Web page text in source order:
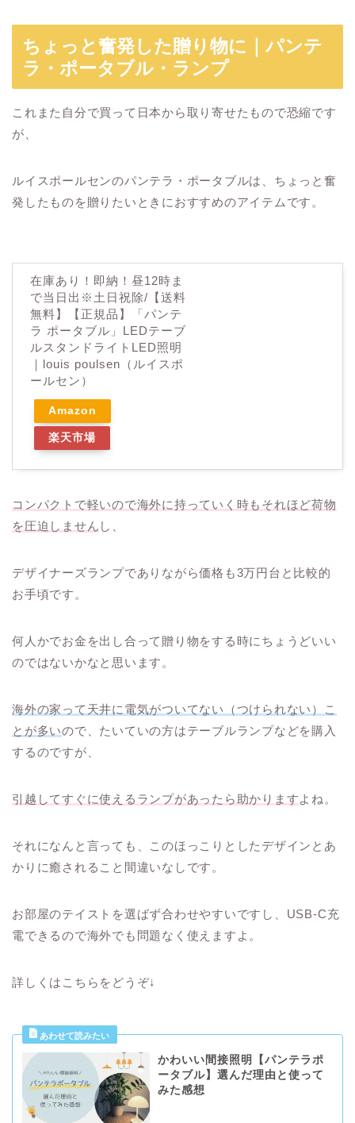
ちょっと奮発した贈り物に｜パンテ
ラ・ポータブル・ランプ
これまた自分で買って日本から取り寄せたもので恐縮です
が、
ルイスポールセンのパンテラ・ポータブルは、ちょっと奮
発したものを贈りたいときにおすすめのアイテムです。
在庫あり！即納！昼12時ま
で当日出※土日祝除/【送料
無料】【正規品】「パンテ
ラ ポータブル」LEDテーブ
ルスタンドライトLED照明
｜louis poulsen（ルイスポ
ールセン）
Amazon
楽天市場
コンパクトで軽いので海外に持っていく時もそれほど荷物
を圧迫しません し、
デザイナーズランプでありながら価格も3万円台と比較的
お手頃です。
何人かでお金を出し合って贈り物をする時にちょうどいい
のではないかなと思います。
海外の家って天井に電気がついてない（つけられない）こ
とが多いので、たいていの方はテーブルランプなどを購入
するのですが、
引越してすぐに使えるランプがあったら助かりますよね。
それになんと言っても、このほっこりとしたデザインとあ
かりに癒されること間違いなしです。
お部屋のテイストを選ばず合わせやすいですし、USB-C充
電できるので海外でも問題なく使えますよ。
詳しくはこちらをどうぞ↓
かわいい間接照明【パンテラポ
ータブル】選んだ理由と使って
みた感想